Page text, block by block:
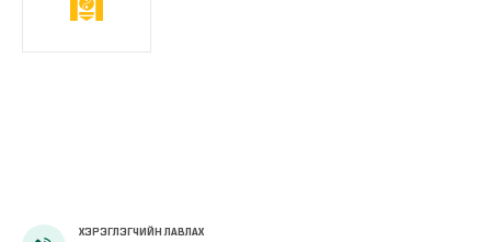
ХЭРЭГЛЭГЧИЙН ЛАВЛАХ